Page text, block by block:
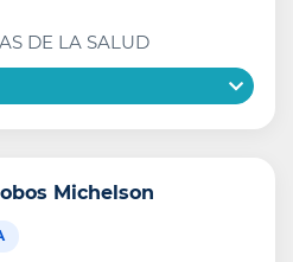
DE LA SALUD
Michelson